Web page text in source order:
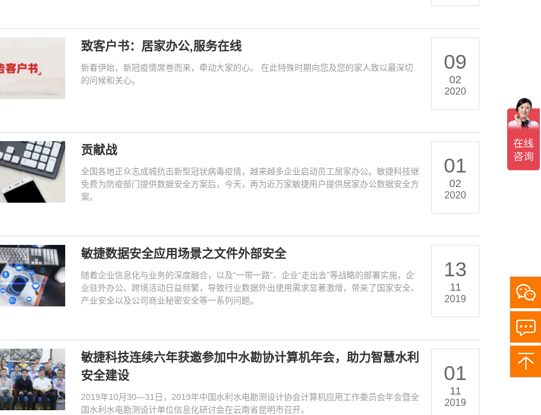
致客户书：居家办公,服务在线
新春伊始，新冠疫情席卷而来，牵动大家的心。 在此特殊时期向您及您的家人致以最深切
的问候和关心。
09
02
2020
贡献战
全国各地正众志成城抗击新型冠状病毒疫情，越来越多企业启动员工居家办公。敏捷科技继
免费为防疫部门提供数据安全方案后，今天，再为近万家敏捷用户提供居家办公数据安全方
案。
01
02
2020
敏捷数据安全应用场景之文件外部安全
随着企业信息化与业务的深度融合，以及“一带一路”、企业“走出去”等战略的部署实施，企
业驻外办公、跨境活动日益频繁，导致行业数据外出使用需求显著激增，带来了国家安全、
产业安全以及公司商业秘密安全等一系列问题。
13
11
2019
敏捷科技连续六年获邀参加中水勘协计算机年会，助力智慧水利
安全建设
2019年10月30—31日，2019年中国水利水电勘测设计协会计算机应用工作委员会年会暨全
国水利水电勘测设计单位信息化研讨会在云南省昆明市召开。
01
11
2019
关
注
敏
助
解
多